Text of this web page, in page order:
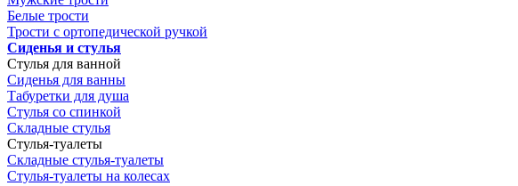
Белые трости
Трости с ортопедической ручкой
Сиденья и стулья
Стулья для ванной
Сиденья для ванны
Табуретки для душа
Стулья со спинкой
Складные стулья
Стулья-туалеты
Складные стулья-туалеты
Стулья-туалеты на колесах